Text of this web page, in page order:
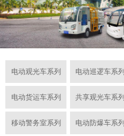
电动观光车系列 电动巡逻车系列
电动货运车系列 共享观光车系列
移动警务室系列 电动防爆车系列